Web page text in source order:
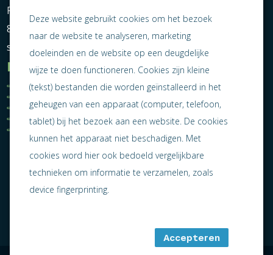
Postbus 464
8600 AL Sneek
secretariaat@ondernemendsneek.nl
Informatie
Ledenoverzicht
Algemene voorwaarden
Privacy statement
Jaarverslag 2025
Nieuws
Lid worden
Contact
Deze website gebruikt cookies om het bezoek
naar de website te analyseren, marketing
doeleinden en de website op een deugdelijke
wijze te doen functioneren. Cookies zijn kleine
(tekst) bestanden die worden geïnstalleerd in het
geheugen van een apparaat (computer, telefoon,
tablet) bij het bezoek aan een website. De cookies
kunnen het apparaat niet beschadigen. Met
cookies word hier ook bedoeld vergelijkbare
technieken om informatie te verzamelen, zoals
device fingerprinting.
Accepteren